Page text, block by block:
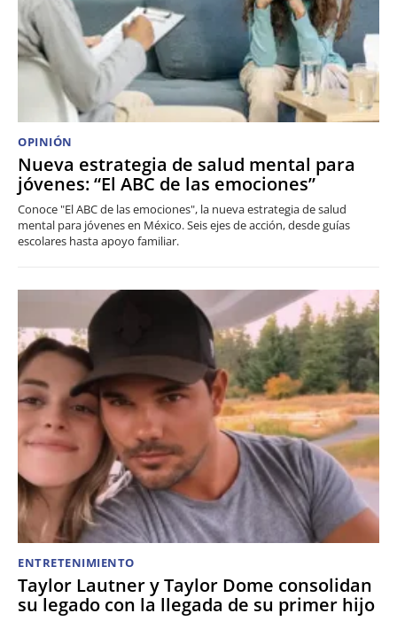
OPINIÓN
Nueva estrategia de salud mental para
jóvenes: “El ABC de las emociones”
Conoce "El ABC de las emociones", la nueva estrategia de salud
mental para jóvenes en México. Seis ejes de acción, desde guías
escolares hasta apoyo familiar.
ENTRETENIMIENTO
Taylor Lautner y Taylor Dome consolidan
su legado con la llegada de su primer hijo